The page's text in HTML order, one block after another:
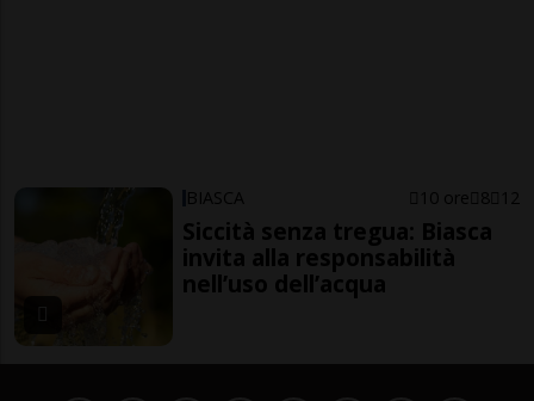
BIASCA 10 ore 8 12
Siccità senza tregua: Biasca
invita alla responsabilità
nell’uso dell’acqua